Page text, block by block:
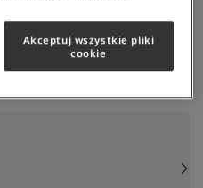
%
Akceptuj wszystkie pliki
cookie